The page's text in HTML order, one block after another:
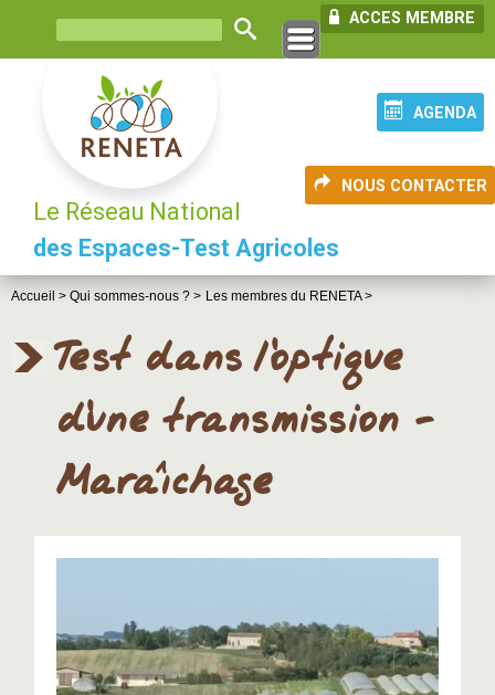
ACCES MEMBRE
AGENDA
NOUS CONTACTER
Le Réseau National
des Espaces-Test Agricoles
Accueil > Qui sommes-nous ? > Les membres du RENETA >
Test dans l'optique
d'une transmission -
Maraîchage